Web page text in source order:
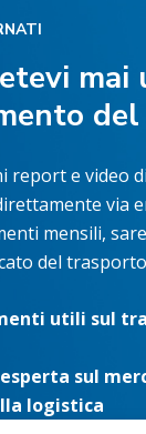
mai
report e video di
via
mensili,
del
utili sul
sul
logistica